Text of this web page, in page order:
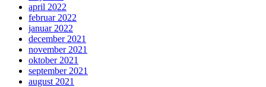
april 2022
februar 2022
januar 2022
december 2021
november 2021
oktober 2021
september 2021
august 2021